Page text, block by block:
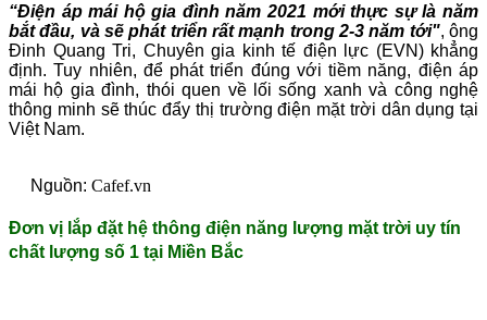
“Điện áp mái hộ gia đình năm 2021 mới thực sự là năm
bắt đầu, và sẽ phát triển rất mạnh trong 2-3 năm tới", ông
Đinh Quang Tri, Chuyên gia kinh tế điện lực (EVN) khẳng
định. Tuy nhiên, để phát triển đúng với tiềm năng, điện áp
mái hộ gia đình, thói quen về lối sống xanh và công nghệ
thông minh sẽ thúc đẩy thị trường điện mặt trời dân dụng tại
Việt Nam.
Nguồn: Cafef.vn
Đơn vị lắp đặt hệ thông điện năng lượng mặt trời uy tín
chất lượng số 1 tại Miền Bắc